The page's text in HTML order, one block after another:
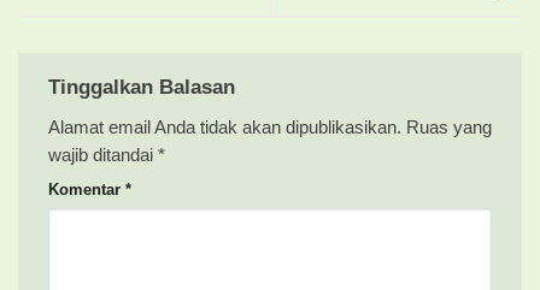
Tinggalkan Balasan
Alamat email Anda tidak akan dipublikasikan. Ruas yang
wajib ditandai *
Komentar *